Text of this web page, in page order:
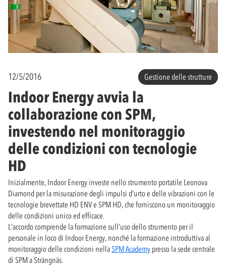
12/5/2016 Gestione delle strutture
Indoor Energy avvia la
collaborazione con SPM,
investendo nel monitoraggio
delle condizioni con tecnologie
HD
Inizialmente, Indoor Energy investe nello strumento portatile Leonova
Diamond per la misurazione degli impulsi d'urto e delle vibrazioni con le
tecnologie brevettate HD ENV e SPM HD, che forniscono un monitoraggio
delle condizioni unico ed efficace.
L'accordo comprende la formazione sull'uso dello strumento per il
personale in loco di Indoor Energy, nonché la formazione introduttiva al
monitoraggio delle condizioni nellaSPM Academy presso la sede centrale
di SPM a Strängnäs.